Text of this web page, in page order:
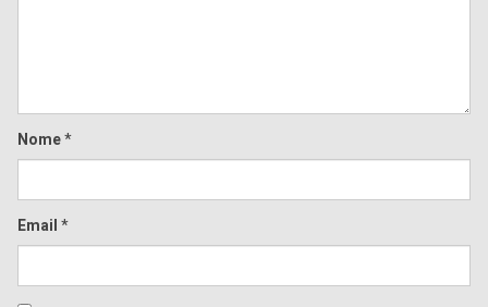
Nome*
Email*